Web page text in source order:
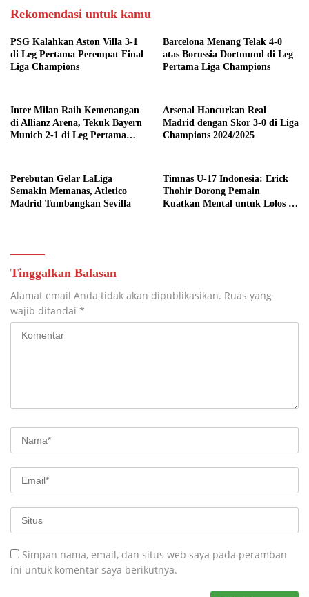
Rekomendasi untuk kamu
PSG Kalahkan Aston Villa 3-1
di Leg Pertama Perempat Final
Liga Champions
Barcelona Menang Telak 4-0
atas Borussia Dortmund di Leg
Pertama Liga Champions
Inter Milan Raih Kemenangan
di Allianz Arena, Tekuk Bayern
Munich 2-1 di Leg Pertama
Arsenal Hancurkan Real
Madrid dengan Skor 3-0 di Liga
Champions 2024/2025
Perebutan Gelar LaLiga
Semakin Memanas, Atletico
Madrid Tumbangkan Sevilla
Timnas U-17 Indonesia: Erick
Thohir Dorong Pemain
Kuatkan Mental untuk Lolos ke
Tinggalkan Balasan
Alamat email Anda tidak akan dipublikasikan. Ruas yang
wajib ditandai *
Simpan nama, email, dan situs web saya pada peramban
ini untuk komentar saya berikutnya.